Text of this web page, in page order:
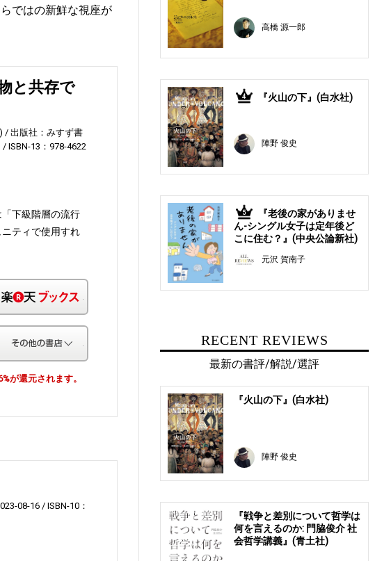
ではの新鮮な視座が
と共存で
出版社：みすず書
ISBN-13：978-4622
下級階層の流行
ティで使用すれ
ル
が還元されます。
08-16
ISBN-10：
高橋 源一郎
4 『火山の下』(白水社)
陣野 俊史
5
『老後の家がありませ
ん-シングル女子は定年後ど
こに住む？』(中央公論新社)
元沢 賀南子
RECENT REVIEWS
最新の書評/解説/選評
『火山の下』(白水社)
陣野 俊史
『戦争と差別について哲学は
何を言えるのか: 門脇俊介 社
会哲学講義』(青土社)